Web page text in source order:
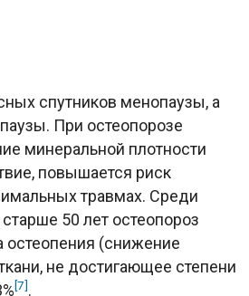
спутников менопаузы, а
При остеопорозе
минеральной плотности
повышается риск
травмах. Среди
50 лет остеопороз
остеопения (снижение
не достигающее степени
[7].